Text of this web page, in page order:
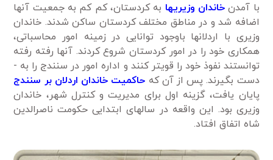
با آمدنخاندان وزیری­ها به کردستان، کم­ کم به جمعیت آن­ها
اضافه شد و در مناطق مختلف کردستان ساکن شدند. خاندان
وزیری با اردلان­ها باوجود توانایی در زمینه امور محاسباتی،
همکاری خود را در امور کردستان شروع کردند. آن­ها رفته ­رفته
توانستند نفوذ خود را قوی­تر کنند و اداره امور در سنندج را به ­
دست بگیرند. پس از آن ­که حاکمیت خاندان اردلان بر سنندج
پایان یافت، گزینه اول برای مدیریت و کنترل شهر، خاندان
وزیری بود. این واقعه در سال­های ابتدایی حکومت ناصرالدین
شاه اتفاق افتاد.